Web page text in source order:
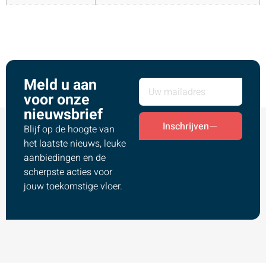
Meld u aan
voor onze
nieuwsbrief
Blijf op de hoogte van
het laatste nieuws, leuke
aanbiedingen en de
scherpste acties voor
jouw toekomstige vloer.
Inschrijven